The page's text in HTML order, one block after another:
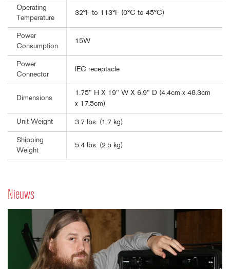
Operating
Temperature
32°F to 113°F (0°C to 45°C)
Power
Consumption
15W
Power
Connector
IEC receptacle
Dimensions
1.75" H X 19" W X 6.9" D (4.4cm x 48.3cm
x 17.5cm)
Unit Weight 3.7 lbs. (1.7 kg)
Shipping
Weight
5.4 lbs. (2.5 kg)
Nieuws